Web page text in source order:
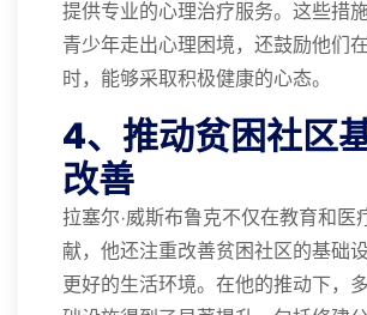
提供专业的心理治疗服务。这些措
青少年走出心理困境，还鼓励他们
时，能够采取积极健康的心态。
4、推动贫困社区
改善
拉塞尔·威斯布鲁克不仅在教育和医
献，他还注重改善贫困社区的基础
更好的生活环境。在他的推动下，